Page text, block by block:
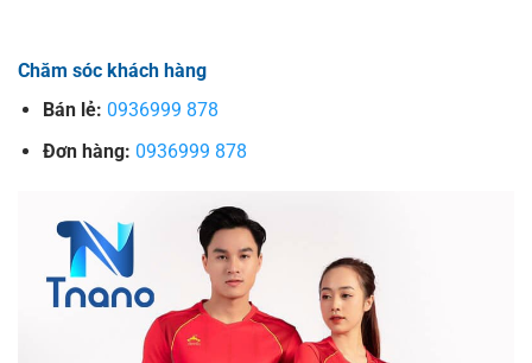
Chăm sóc khách hàng
Bán lẻ: 0936999 878
Đơn hàng: 0936999 878